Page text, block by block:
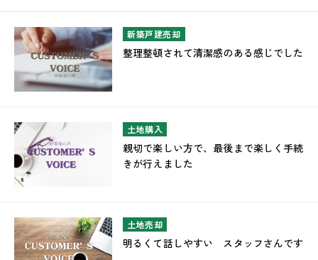
新築戸建売却
整理整頓されて清潔感のある感じでした
土地購入
親切で楽しい方で、最後まで楽しく手続
きが行えました
土地売却
明るくて話しやすい スタッフさんです